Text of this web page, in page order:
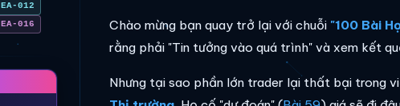
EA-012
EA-016 Chào mừng bạn quay trở lại với chuỗi "100 Bài
rằng phải "Tin tưởng vào quá trình" và xem kết
Nhưng tại sao phần lớn trader lại thất bại trong